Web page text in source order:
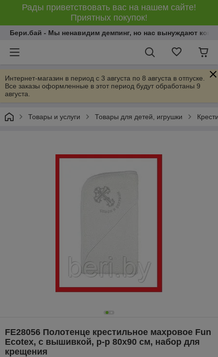
Рады приветствовать вас на нашем сайте!
Приятных покупок!
Бери.бай - Мы ненавидим демпинг, но нас вынуждают
Интернет-магазин в период с 3 августа по 8 августа в отпуске.
Все заказы оформленные в этот период будут обработаны 9
августа.
Товары и услуги Товары для детей, игрушки
FE28056 Полотенце крестильное махровое Fun
Ecotex, с вышивкой, р-р 80x90 см, набор для
крещения